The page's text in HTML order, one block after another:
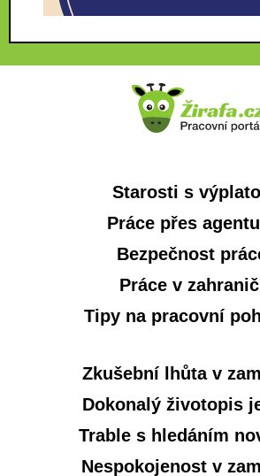
Starosti s
Práce přes
Bezpečnost
Práce v
Tipy na pracovní
Zkušební lhůta v
Dokonalý životopis
Trable s hledáním
Nespokojenost v